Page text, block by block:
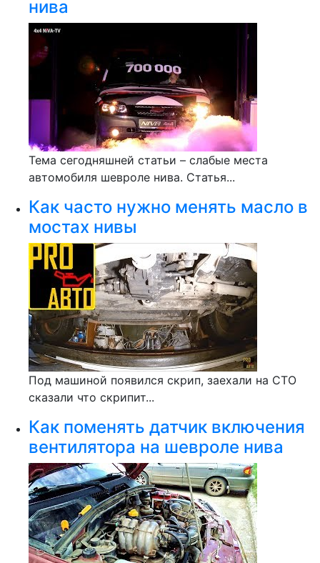
нива
Тема сегодняшней статьи – слабые места
автомобиля шевроле нива. Статья...
Как часто нужно менять масло в
мостах нивы
Под машиной появился скрип, заехали на СТО
сказали что скрипит...
Как поменять датчик включения
вентилятора на шевроле нива